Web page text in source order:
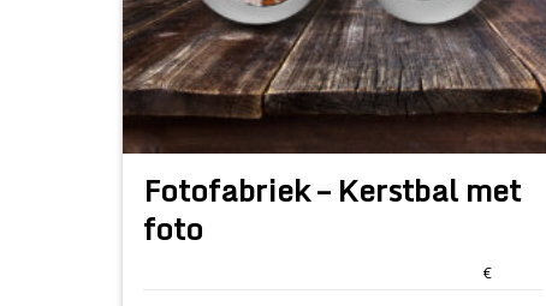
Fotofabriek – Kerstbal met
foto
€